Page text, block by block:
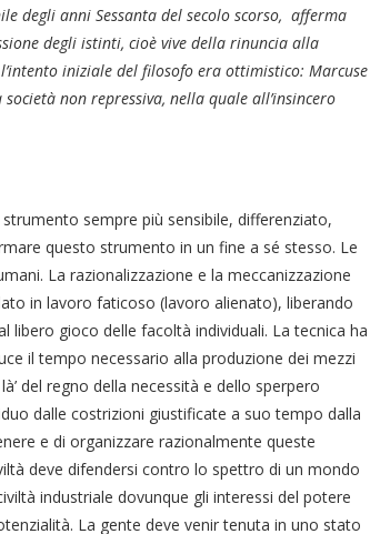
degli anni Sessanta del secolo scorso, afferma
degli istinti, cioè vive della rinuncia alla
iniziale del filosofo era ottimistico: Marcuse
non repressiva, nella quale all’insincero
sempre più sensibile, differenziato,
questo strumento in un fine a sé stesso. Le
La razionalizzazione e la meccanizzazione
in lavoro faticoso (lavoro alienato), liberando
libero gioco delle facoltà individuali. La tecnica ha
il tempo necessario alla produzione dei mezzi
del regno della necessità e dello sperpero
dalle costrizioni giustificate a suo tempo dalla
e di organizzare razionalmente queste
deve difendersi contro lo spettro di un mondo
industriale dovunque gli interessi del potere
La gente deve venir tenuta in uno stato